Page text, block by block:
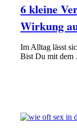
6 kleine
Wirkung
Im Alltag lässt
Bist Du mit